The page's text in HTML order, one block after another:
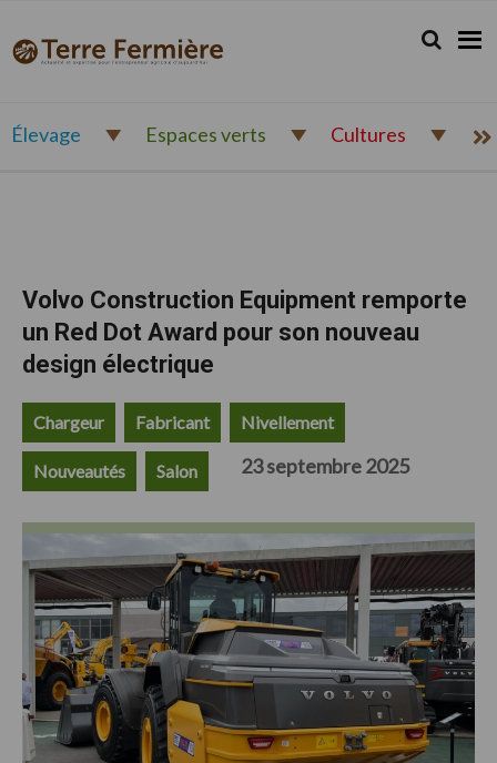
navigation
contenu
principal
pied
de
Terre
Fermière
Actualité
et
pour
Élevage Espaces verts Cultures
Volvo Construction Equipment remporte
un Red Dot Award pour son nouveau
design électrique
Chargeur Fabricant Nivellement
Nouveautés Salon 23 septembre 2025